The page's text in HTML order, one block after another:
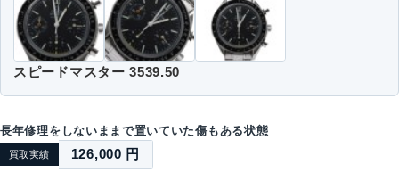
スピードマスター 3539.50
長年修理をしないままで置いていた傷もある状態
買取実績 126,000 円